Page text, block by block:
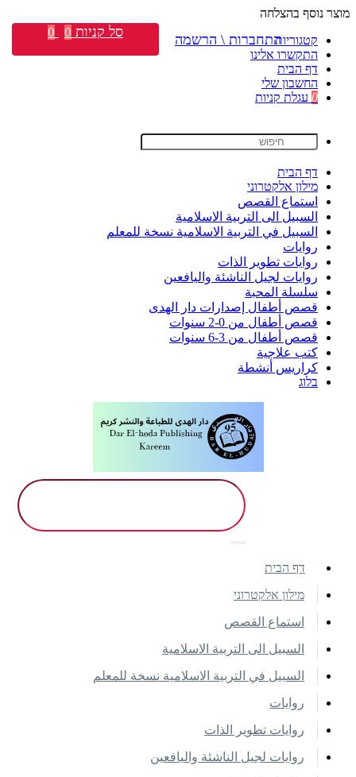
מוצר נוסף בהצלחה
קטגוריות
התקשרו אלינו
דף הבית
החשבון שלי
0 עגלת קניות
דף הבית
מילון אלקטרוני
استماع القصص
السبيل الى التربية الاسلامية
السبيل في التربية الاسلامية نسخة للمعلم
روايات
روايات تطوير الذات
روايات لجيل الناشئة واليافعين
سلسلة المحبة
قصص أطفال إصدارات دار الهدى
قصص أطفال من 0-2 سنوات
قصص أطفال من 3-6 سنوات
كتب علاجية
كراريس أنشطة
בלוג
התחברות \ הרשמה סל קניות 0
0
דף הבית
מילון אלקטרוני
استماع القصص
السبيل الى التربية الاسلامية
السبيل في التربية الاسلامية نسخة للمعلم
روايات
روايات تطوير الذات
روايات لجيل الناشئة واليافعين